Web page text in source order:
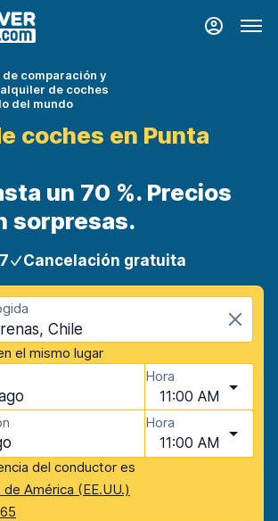
de comparación y
de coches
del mundo
coches en Punta
un 70 %. Precios
sorpresas.
Cancelación gratuita
Chile
el mismo lugar
Hora
11:00 AM
Hora
11:00 AM
del conductor es
América (EE.UU.)